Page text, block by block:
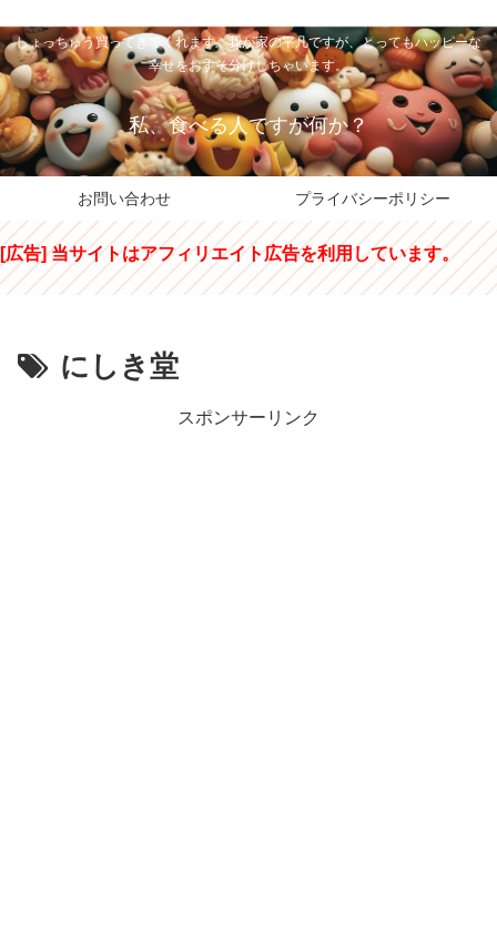
しょっちゅう買ってきてくれます。我が家の平凡ですが、とってもハッピーな
幸せをおすそ分けしちゃいます。
私、食べる人ですが何か？
お問い合わせ プライバシーポリシー
[広告] 当サイトはアフィリエイト広告を利用しています。
にしき堂
スポンサーリンク